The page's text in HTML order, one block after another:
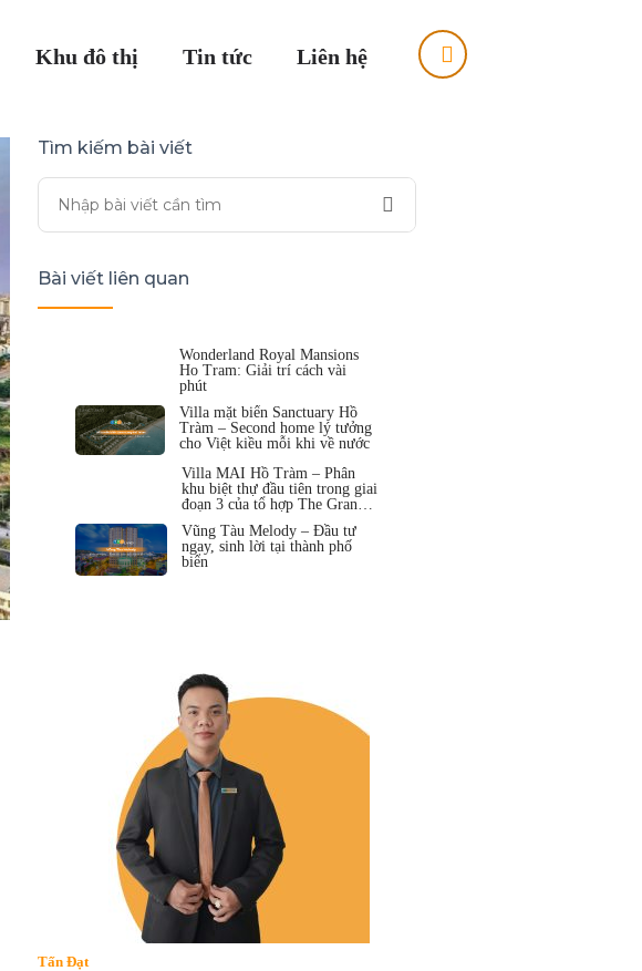
Khu đô thị Tin tức Liên hệ
Tìm kiếm bài viết
Bài viết liên quan
Wonderland Royal Mansions
Ho Tram: Giải trí cách vài
phút
Villa mặt biển Sanctuary Hồ
Tràm – Second home lý tưởng
cho Việt kiều mỗi khi về nước
Villa MAI Hồ Tràm – Phân
khu biệt thự đầu tiên trong giai
đoạn 3 của tổ hợp The Grand
Vũng Tàu Melody – Đầu tư
ngay, sinh lời tại thành phố
biển
Tấn Đạt